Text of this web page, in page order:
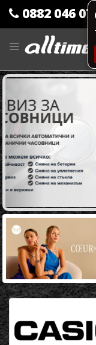
0882 046
Прескачане
към
Previous